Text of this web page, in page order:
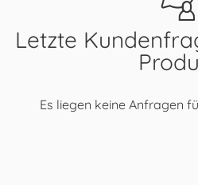
Letzte
Es liegen keine Anfragen